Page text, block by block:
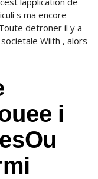
s ma encore
detroner il y a
Wiith , alors
i